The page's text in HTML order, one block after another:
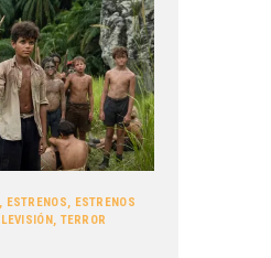
ESTRENOS, ESTRENOS
, TERROR